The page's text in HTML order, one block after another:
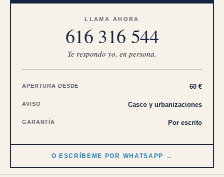
LLAMA AHORA
616 316 544
Te respondo yo, en persona.
APERTURA DESDE 60 €
AVISO Casco y urbanizaciones
GARANTÍA Por escrito
O ESCRÍBEME POR WHATSAPP →